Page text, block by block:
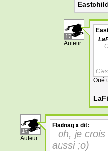
Eastchild
17
Auteur
Oué
17
Auteur
Fladnag a dit:
oh, je
aussi ;o)